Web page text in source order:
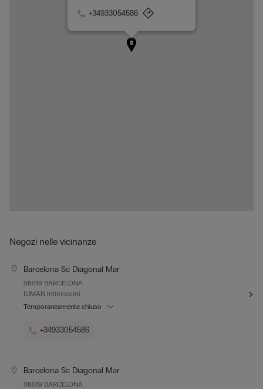
A
B
C
+34933054586
Negozi nelle vicinanze
Barcelona Sc Diagonal Mar
08019 BARCELONA
IUMAN Intimissimi
Temporaneamente chiuso
+34933054586
Barcelona Sc Diagonal Mar
08019 BARCELONA